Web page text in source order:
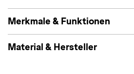
Merkmale & Funktionen
Material & Hersteller